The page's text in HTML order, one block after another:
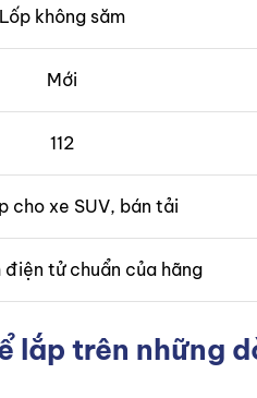
Lốp không săm
Mới
112
cho xe SUV, bán tải
điện tử chuẩn của hãng
lắp trên những